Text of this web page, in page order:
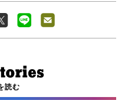
読む